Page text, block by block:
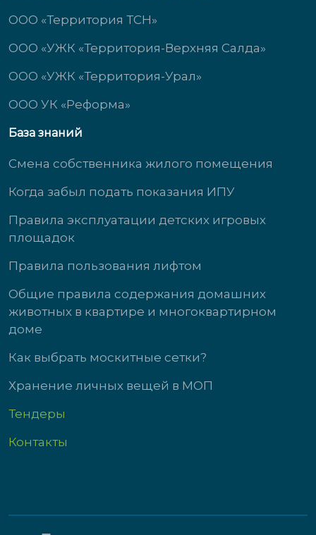
ООО «Территория ТСН»
ООО «УЖК «Территория-Верхняя Салда»
ООО «УЖК «Территория-Урал»
ООО УК «Реформа»
База знаний
Смена собственника жилого помещения
Когда забыл подать показания ИПУ
Правила эксплуатации детских игровых
площадок
Правила пользования лифтом
Общие правила содержания домашних
животных в квартире и многоквартирном
доме
Как выбрать москитные сетки?
Хранение личных вещей в МОП
Тендеры
Контакты